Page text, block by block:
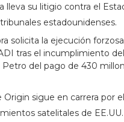
lleva su litigio contra el
estadounidenses.
solicita la ejecución
tras el incumplimiento del
Petro del pago de 430
sigue en carrera por
satelitales de EE.UU.